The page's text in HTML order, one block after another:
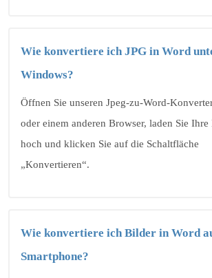
Wie konvertiere ich JPG in Word
Windows?
Öffnen Sie unseren Jpeg-zu-Word-
oder einem anderen Browser, laden Sie
hoch und klicken Sie auf die Schaltfläche
„Konvertieren“.
Wie konvertiere ich Bilder in Word
Smartphone?